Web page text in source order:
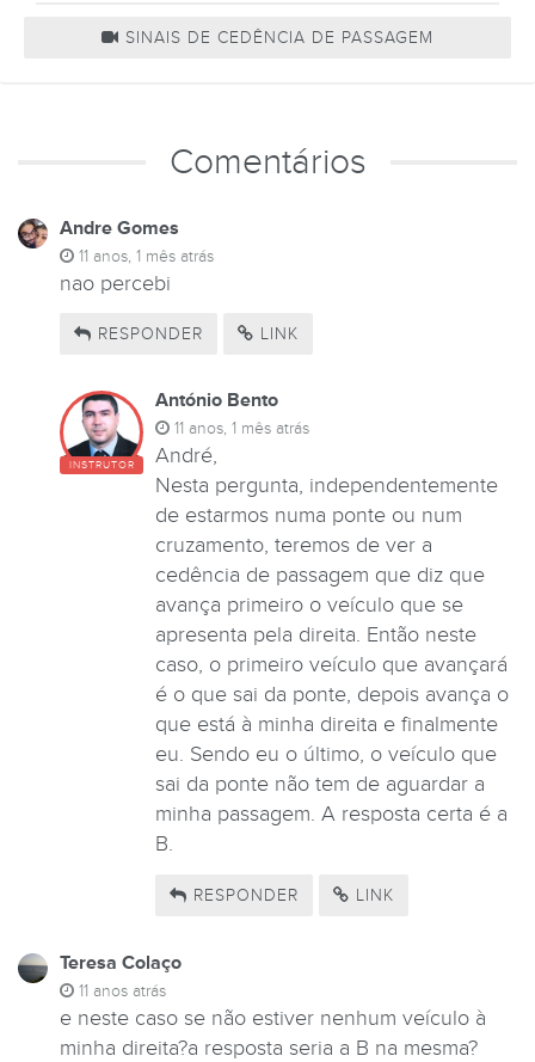
SINAIS DE CEDÊNCIA DE PASSAGEM
Comentários
Andre Gomes
11 anos, 1 mês atrás
nao percebi
RESPONDER LINK
INSTRUTOR
António Bento
11 anos, 1 mês atrás
André,
Nesta pergunta, independentemente
de estarmos numa ponte ou num
cruzamento, teremos de ver a
cedência de passagem que diz que
avança primeiro o veículo que se
apresenta pela direita. Então neste
caso, o primeiro veículo que avançará
é o que sai da ponte, depois avança o
que está à minha direita e finalmente
eu. Sendo eu o último, o veículo que
sai da ponte não tem de aguardar a
minha passagem. A resposta certa é a
B.
RESPONDER LINK
Teresa Colaço
11 anos atrás
e neste caso se não estiver nenhum veículo à
minha direita?a resposta seria a B na mesma?